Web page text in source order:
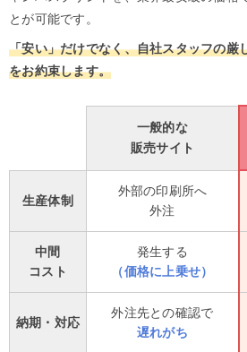
とが可能です。
「安い」だけでなく、自社スタッフの厳
をお約束します。
一般的な
販売サイト
生産体制
外部の印刷所へ
外注
中間
コスト
発生する
（価格に上乗せ）
納期・対応
外注先との確認で
遅れがち